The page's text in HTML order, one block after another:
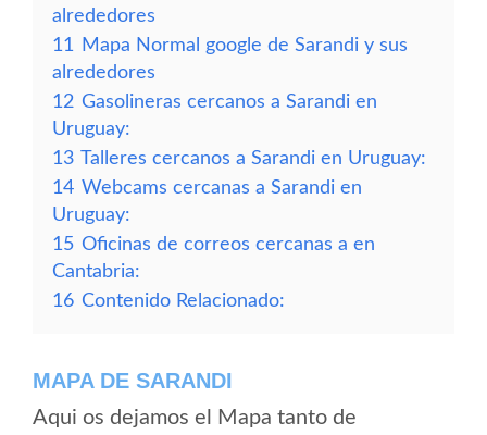
alrededores
11
Mapa Normal google de Sarandi y sus
alrededores
12 Gasolineras cercanos a Sarandi en
Uruguay:
13 Talleres cercanos a Sarandi en Uruguay:
14 Webcams cercanas a Sarandi en
Uruguay:
15 Oficinas de correos cercanas a en
Cantabria:
16 Contenido Relacionado:
MAPA DE SARANDI
Aqui os dejamos el Mapa tanto de